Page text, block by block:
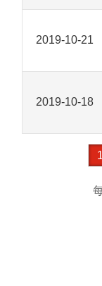
2019-10-21
2019-10-18